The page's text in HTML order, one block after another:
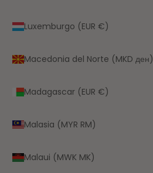
Luxemburgo (EUR €)
Macedonia del Norte (MKD ден)
Madagascar (EUR €)
Malasia (MYR RM)
Malaui (MWK MK)